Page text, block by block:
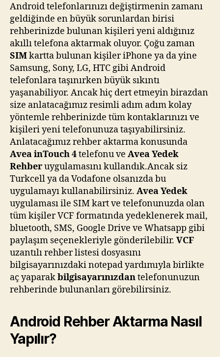
Android telefonlarınızı değiştirmenin zamanı
geldiğinde en büyük sorunlardan birisi
rehberinizde bulunan kişileri yeni aldığınız
akıllı telefona aktarmak oluyor. Çoğu zaman
SIMkartta bulunan kişiler iPhone ya da yine
Samsung, Sony, LG, HTC gibi Android
telefonlara taşınırken büyük sıkıntı
yaşanabiliyor. Ancak hiç dert etmeyin birazdan
size anlatacağımız resimli adım adım kolay
yöntemle rehberinizde tüm kontaklarınızı ve
kişileri yeni telefonunuza taşıyabilirsiniz.
Anlatacağımız rehber aktarma konusunda
Avea inTouch 4telefonu ve Avea Yedek
Rehberuygulamasını kullandık.Ancak siz
Turkcell ya da Vodafone olsanızda bu
uygulamayı kullanabilirsiniz. Avea Yedek
uygulaması ile SIM kart ve telefonunuzda olan
tüm kişiler VCF formatında yedeklenerek mail,
bluetooth, SMS, Google Drive ve Whatsapp gibi
paylaşım seçenekleriyle gönderilebilir. VCF
uzantılı rehber listesi dosyasını
bilgisayarınızdaki notepad yardımıyla birlikte
aç yaparakbilgisayarınızdantelefonunuzun
rehberinde bulunanları görebilirsiniz.
Android Rehber Aktarma Nasıl
Yapılır?